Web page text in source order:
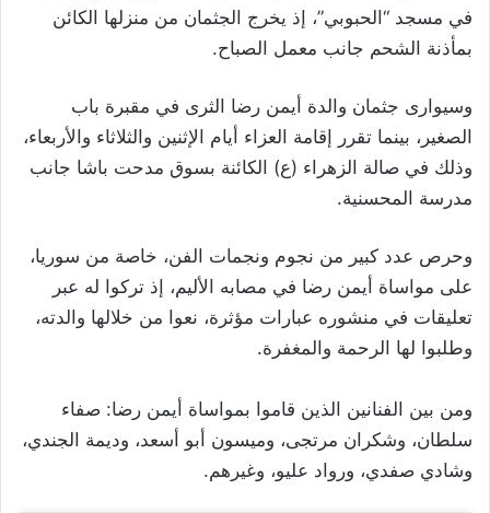
في مسجد “الحبوبي”، إذ يخرج الجثمان من منزلها الكائن
بمأذنة الشحم جانب معمل الصباح.
وسيوارى جثمان والدة أيمن رضا الثرى في مقبرة باب
الصغير، بينما تقرر إقامة العزاء أيام الإثنين والثلاثاء والأربعاء،
وذلك في صالة الزهراء (ع) الكائنة بسوق مدحت باشا جانب
مدرسة المحسنية.
وحرص عدد كبير من نجوم ونجمات الفن، خاصة من سوريا،
على مواساة أيمن رضا في مصابه الأليم، إذ تركوا له عبر
تعليقات في منشوره عبارات مؤثرة، نعوا من خلالها والدته،
وطلبوا لها الرحمة والمغفرة.
ومن بين الفنانين الذين قاموا بمواساة أيمن رضا: صفاء
سلطان، وشكران مرتجى، وميسون أبو أسعد، وديمة الجندي،
وشادي صفدي، ورواد عليو، وغيرهم.